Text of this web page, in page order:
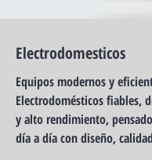
Electrodomesticos
Equipos modernos y
Electrodomésticos fiables,
y alto rendimiento,
día a día con diseño,